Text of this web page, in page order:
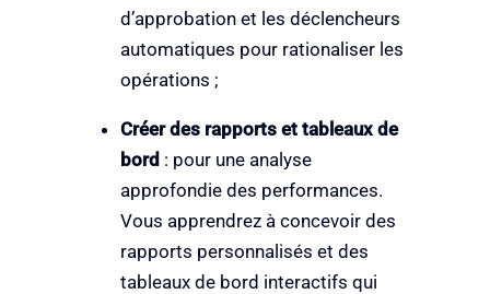
d’approbation et les déclencheurs
automatiques pour rationaliser les
opérations ;
Créer des rapports et tableaux de
bord : pour une analyse
approfondie des performances.
Vous apprendrez à concevoir des
rapports personnalisés et des
tableaux de bord interactifs qui